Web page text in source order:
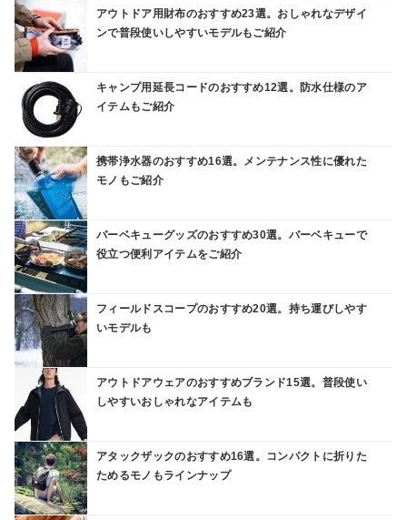
アウトドア用財布のおすすめ23選。おしゃれなデザイ
ンで普段使いしやすいモデルもご紹介
キャンプ用延長コードのおすすめ12選。防水仕様のア
イテムもご紹介
携帯浄水器のおすすめ16選。メンテナンス性に優れた
モノもご紹介
バーベキューグッズのおすすめ30選。バーベキューで
役立つ便利アイテムをご紹介
フィールドスコープのおすすめ20選。持ち運びしやす
いモデルも
アウトドアウェアのおすすめブランド15選。普段使い
しやすいおしゃれなアイテムも
アタックザックのおすすめ16選。コンパクトに折りた
ためるモノもラインナップ